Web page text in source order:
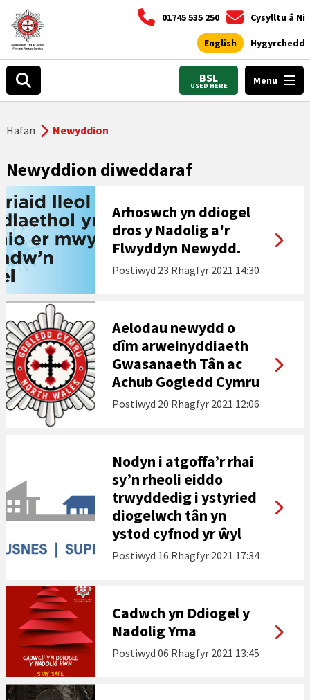
01745 535 250 Cysylltu â Ni
English Hygyrchedd
BSL
USED HERE Menu
Hafan Newyddion
Newyddion diweddaraf
Arhoswch yn ddiogel
dros y Nadolig a'r
Flwyddyn Newydd.
Postiwyd 23 Rhagfyr 2021 14:30
Aelodau newydd o
dîm arweinyddiaeth
Gwasanaeth Tân ac
Achub Gogledd Cymru
Postiwyd 20 Rhagfyr 2021 12:06
Nodyn i atgoffa’r rhai
sy’n rheoli eiddo
trwyddedig i ystyried
diogelwch tân yn
ystod cyfnod yr ŵyl
Postiwyd 16 Rhagfyr 2021 17:34
Cadwch yn Ddiogel y
Nadolig Yma
Postiwyd 06 Rhagfyr 2021 13:45